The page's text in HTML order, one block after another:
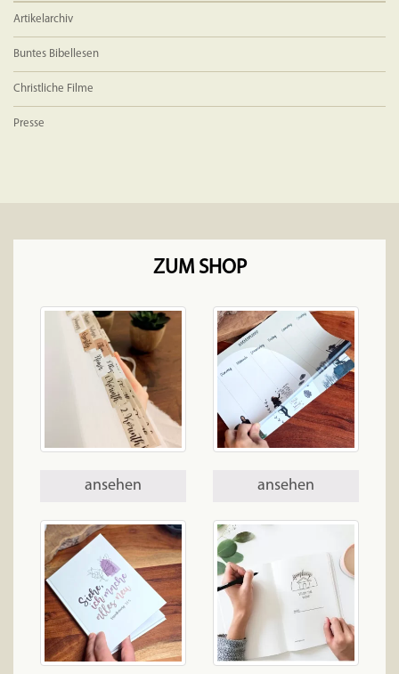
Artikelarchiv
Buntes Bibellesen
Christliche Filme
Presse
ZUM SHOP
ansehen ansehen